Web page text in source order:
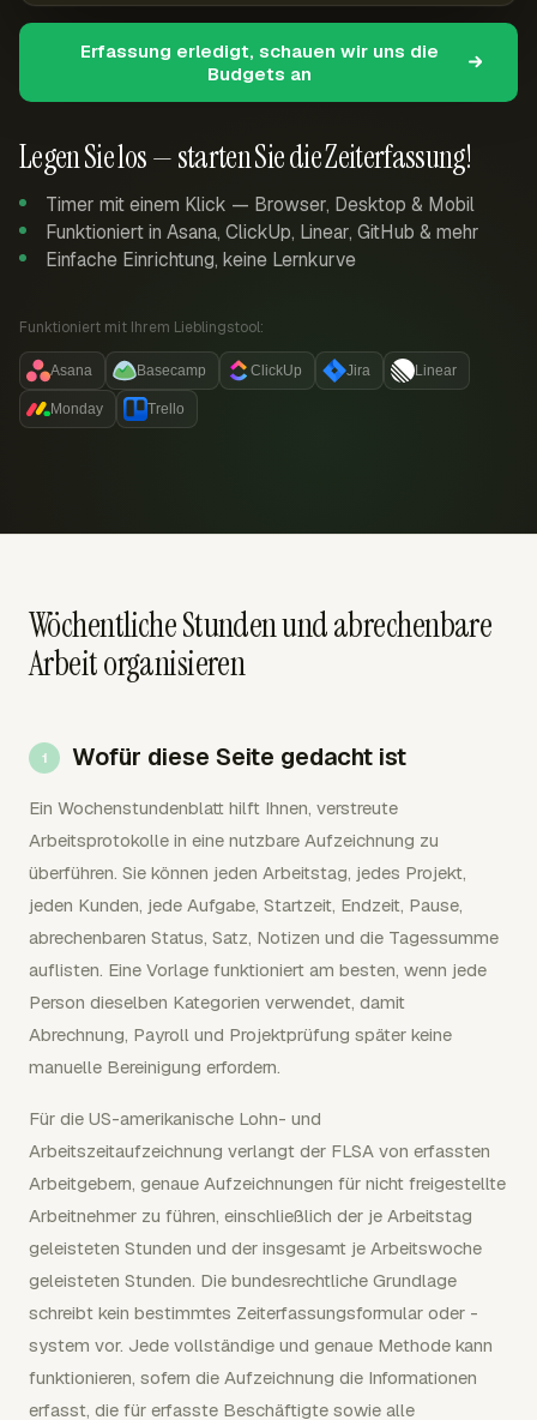
Legen Sie los — starten Sie die Zeiterfassung!
Timer mit einem Klick — Browser, Desktop & Mobil
Funktioniert in Asana, ClickUp, Linear, GitHub & mehr
Einfache Einrichtung, keine Lernkurve
Funktioniert mit Ihrem Lieblingstool:
Asana Basecamp ClickUp Jira Linear
Monday Trello
Erfassung erledigt, schauen wir uns die
Budgets an
Wöchentliche Stunden und abrechenbare
Arbeit organisieren
Wofür diese Seite gedacht ist
Ein Wochenstundenblatt hilft Ihnen, verstreute
Arbeitsprotokolle in eine nutzbare Aufzeichnung zu
überführen. Sie können jeden Arbeitstag, jedes Projekt,
jeden Kunden, jede Aufgabe, Startzeit, Endzeit, Pause,
abrechenbaren Status, Satz, Notizen und die Tagessumme
auflisten. Eine Vorlage funktioniert am besten, wenn jede
Person dieselben Kategorien verwendet, damit
Abrechnung, Payroll und Projektprüfung später keine
manuelle Bereinigung erfordern.
Für die US-amerikanische Lohn- und
Arbeitszeitaufzeichnung verlangt der FLSA von erfassten
Arbeitgebern, genaue Aufzeichnungen für nicht freigestellte
Arbeitnehmer zu führen, einschließlich der je Arbeitstag
geleisteten Stunden und der insgesamt je Arbeitswoche
geleisteten Stunden. Die bundesrechtliche Grundlage
schreibt kein bestimmtes Zeiterfassungsformular oder -
system vor. Jede vollständige und genaue Methode kann
funktionieren, sofern die Aufzeichnung die Informationen
erfasst, die für erfasste Beschäftigte sowie alle